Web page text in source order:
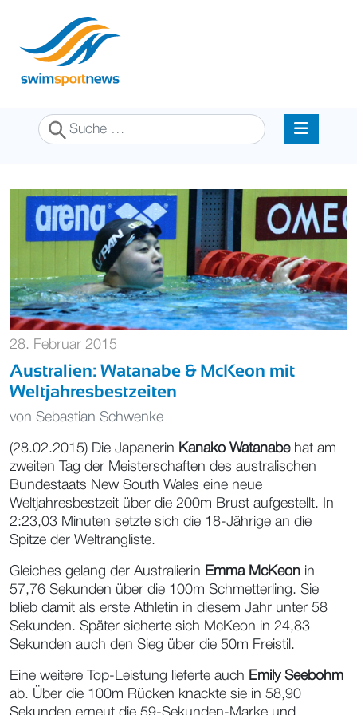
Suchen
28. Februar 2015
Australien: Watanabe & McKeon mit
Weltjahresbestzeiten
von Sebastian Schwenke
(28.02.2015) Die Japanerin Kanako Watanabehat am
zweiten Tag der Meisterschaften des australischen
Bundestaats New South Wales eine neue
Weltjahresbestzeit über die 200m Brust aufgestellt. In
2:23,03 Minuten setzte sich die 18-Jährige an die
Spitze der Weltrangliste.
Gleiches gelang der Australierin Emma McKeon in
57,76 Sekunden über die 100m Schmetterling. Sie
blieb damit als erste Athletin in diesem Jahr unter 58
Sekunden. Später sicherte sich McKeon in 24,83
Sekunden auch den Sieg über die 50m Freistil.
Eine weitere Top-Leistung lieferte auch Emily Seebohm
ab. Über die 100m Rücken knackte sie in 58,90